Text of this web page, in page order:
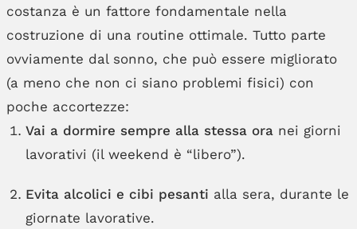
costanza è un fattore fondamentale nella
costruzione di una routine ottimale. Tutto parte
ovviamente dal sonno, che può essere migliorato
(a meno che non ci siano problemi fisici) con
poche accortezze:
Vai a dormire sempre alla stessa oranei giorni
lavorativi (il weekend è “libero”).
Evita alcolici e cibi pesanti alla sera, durante le
giornate lavorative.